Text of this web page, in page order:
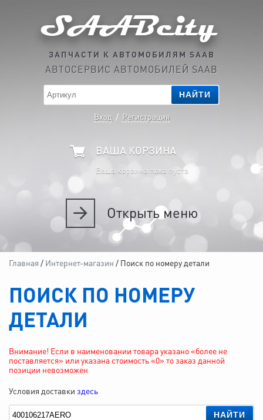
ЗАПЧАСТИ К АВТОМОБИЛЯМ SAAB
АВТОСЕРВИС АВТОМОБИЛЕЙ SAAB
НАЙТИ
Вход / Регистрация
ВАША КОРЗИНА
Ваша корзина пока пуста
Открытьменю
Главная / Интернет-магазин / Поиск по номеру детали
ПОИСК ПО НОМЕРУ
ДЕТАЛИ
Внимание! Если в наименовании товара указано «более не
поставляется» или указана стоимость «0» то заказ данной
позиции невозможен
Условия доставки здесь
НАЙТИ